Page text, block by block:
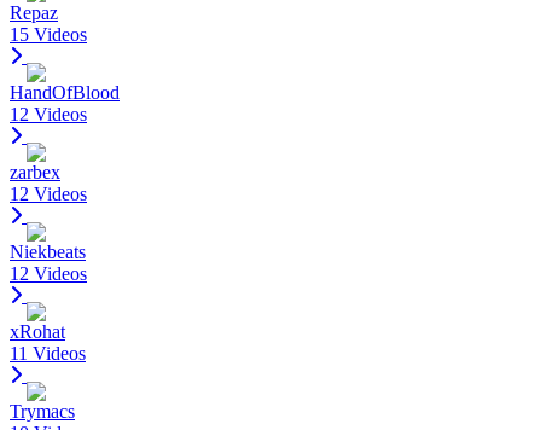
Repaz
15 Videos
HandOfBlood
12 Videos
zarbex
12 Videos
Niekbeats
12 Videos
xRohat
11 Videos
Trymacs